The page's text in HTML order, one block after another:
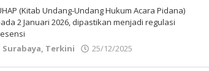
(Kitab Undang-Undang Hukum Acara Pidana)
2 Januari 2026, dipastikan menjadi regulasi
Surabaya, Terkini 25/12/2025